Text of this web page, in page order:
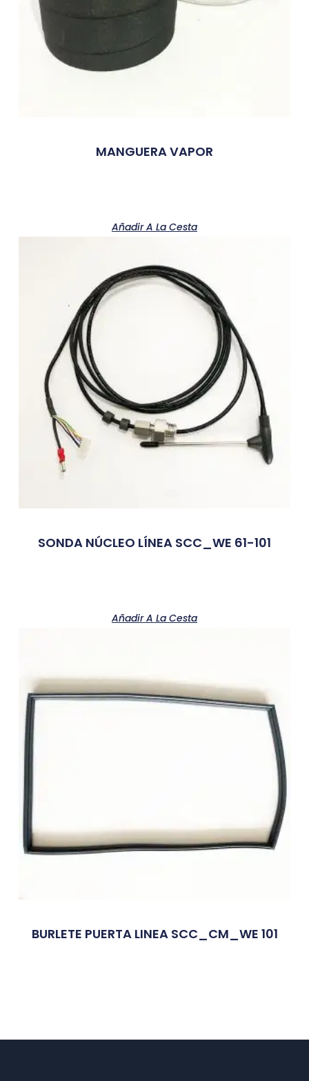
MANGUERA VAPOR
Añadir A La Cesta
SONDA NÚCLEO LÍNEA SCC_WE 61-101
Añadir A La Cesta
BURLETE PUERTA LINEA SCC_CM_WE 101